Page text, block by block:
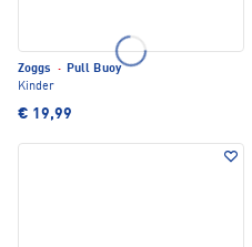
Zoggs · Pull Buoy
Kinder
€ 19,99